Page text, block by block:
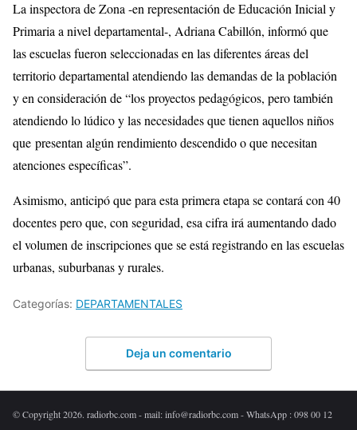
La inspectora de Zona -en representación de Educación Inicial y
Primaria a nivel departamental-, Adriana Cabillón, informó que
las escuelas fueron seleccionadas en las diferentes áreas del
territorio departamental atendiendo las demandas de la población
y en consideración de “los proyectos pedagógicos, pero también
atendiendo lo lúdico y las necesidades que tienen aquellos niños
que presentan algún rendimiento descendido o que necesitan
atenciones específicas”.
Asimismo, anticipó que para esta primera etapa se contará con 40
docentes pero que, con seguridad, esa cifra irá aumentando dado
el volumen de inscripciones que se está registrando en las escuelas
urbanas, suburbanas y rurales.
Categorías: DEPARTAMENTALES
Deja un comentario
© Copyright 2026. radiorbc.com - mail: info@radiorbc.com - WhatsApp : 098 00 12